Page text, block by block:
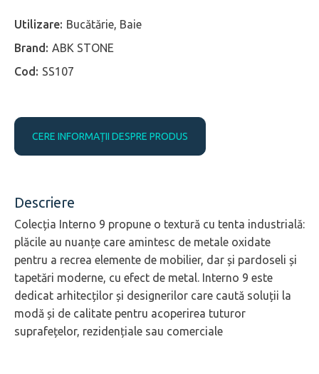
Bucătărie, Baie
ABK STONE
SS107
CERE INFORMAȚII DESPRE PRODUS
Descriere
Colecția Interno 9 propune o textură cu tenta industrială:
plăcile au nuanțe care amintesc de metale oxidate
pentru a recrea elemente de mobilier, dar și pardoseli și
tapetări moderne, cu efect de metal. Interno 9 este
dedicat arhitecților și designerilor care caută soluții la
modă și de calitate pentru acoperirea tuturor
suprafețelor, rezidențiale sau comerciale